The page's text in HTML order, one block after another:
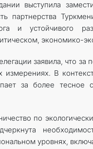
выступила
партнерства
и устойчивого
экономико-
заявила, что
В
за более тесное
по
уровнях,